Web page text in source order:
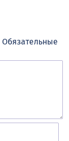
Обязательные